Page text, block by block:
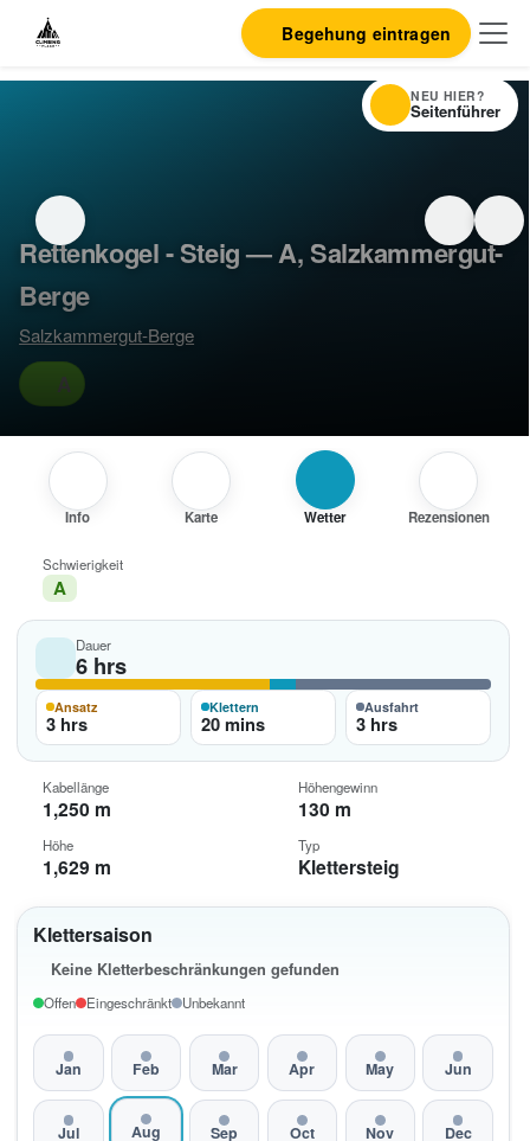
Begehung eintragen
Rettenkogel - Steig — A, Salzkammergut-
Berge
Salzkammergut-Berge
A
Info Karte Wetter Rezensionen
Klettersaison
Keine Kletterbeschränkungen gefunden
Offen Eingeschränkt Unbekannt
Jan Feb Mar Apr May Jun
Jul Aug Sep Oct Nov Dec
Schwierigkeit
A
Dauer
6 hrs
Ansatz
3 hrs
Klettern
20 mins
Ausfahrt
3 hrs
Kabellänge
1,250 m
Höhengewinn
130 m
Höhe
1,629 m
Typ
Klettersteig
NEU HIER?
Seitenführer